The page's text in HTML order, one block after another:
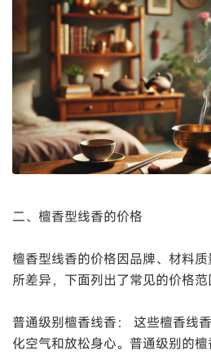
二、檀香型线香的价格
檀香型线香的价格因品牌、材料
所差异，下面列出了常见的价格范
普通级别檀香线香： 这些檀香线
化空气和放松身心。普通级别的